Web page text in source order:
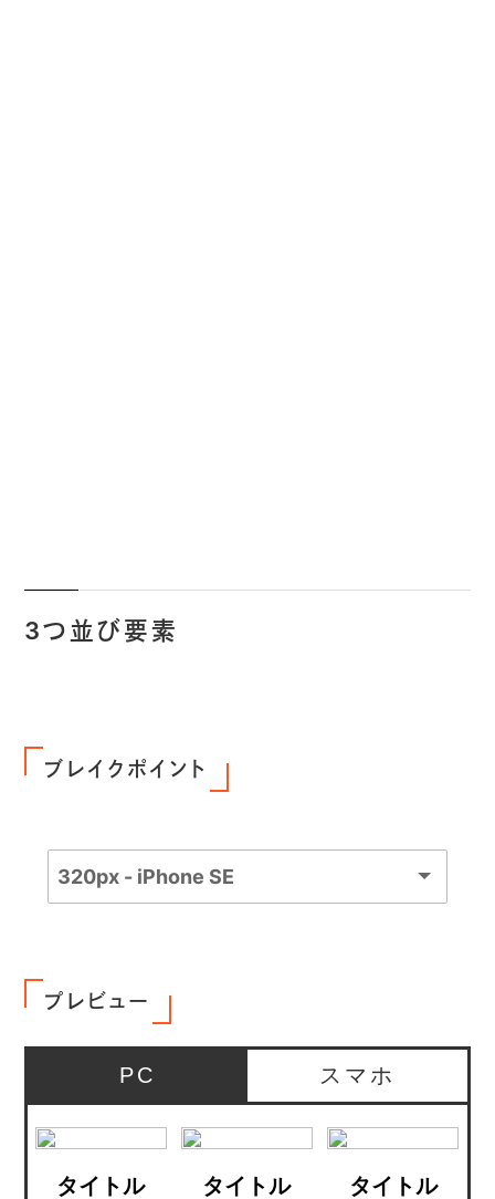
3つ並び要素
ブレイクポイント
プレビュー
PC スマホ